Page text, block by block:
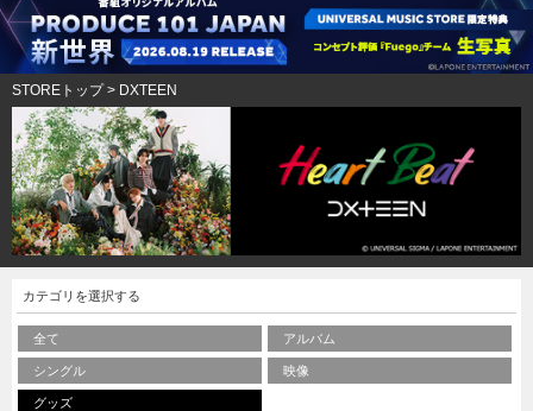
STOREトップ> DXTEEN
カテゴリを選択する
全て アルバム
シングル 映像
グッズ